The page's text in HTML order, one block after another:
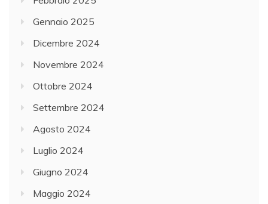
Gennaio 2025
Dicembre 2024
Novembre 2024
Ottobre 2024
Settembre 2024
Agosto 2024
Luglio 2024
Giugno 2024
Maggio 2024